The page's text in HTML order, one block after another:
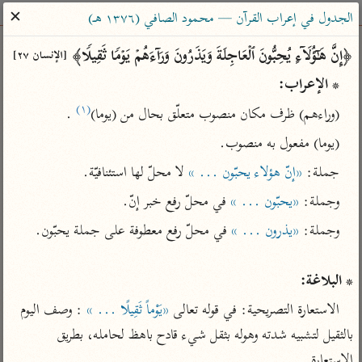
ساهم معنا في نشر القرآن والعلم الشرعي
الباحث القرآني
بحث تفسير
Type 2 or more characters for results.
Type 1 or more
characters for results.
أمّهات
تفسير الطبري
تفسير القرطبي
تفسير البغوي
عامّة
فتح البيان للقنوجي
موسوعات
الميسر
تفسير السعدي
أيسر التفاسير
الجدول في إعراب القرآن — محمود الصافي (١٣٧٦ هـ)
✕
﴿إِنَّ هَـٰۤؤُلَاۤءِ یُحِبُّونَ ٱلۡعَاجِلَةَ وَیَذَرُونَ وَرَاۤءَهُمۡ یَوۡمࣰا ثَقِیلࣰا﴾ [الإنسان ٢٧]
* الإعراب:
(وراءهم) ظرف مكان منصوب متعلّق بحال من (يوما)(١)
.
(يوما) مفعول به منصوب.
جملة: «إنّ هؤلاء يحبّون ... » لا محلّ لها استئنافيّة.
وجملة: «يحبّون ... » في محلّ رفع خبر إنّ.
وجملة: «يذرون ... »
* البلاغة:
الاستعارة التصريحية: في قوله تعالى «يَوْماً ثَقِيلًا ... »